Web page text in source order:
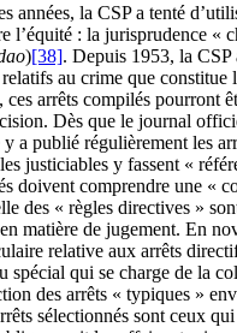
années, la CSP a tenté
l’équité : la jurisprudence «
)[38]. Depuis 1953, la CSP
au crime que
ces arrêts compilés pourront
Dès que le journal
a publié régulièrement les
justiciables y fassent «
doivent comprendre une «
des « règles directives »
matière de jugement. En
relative aux arrêts
spécial qui se charge de la
des arrêts « typiques »
sélectionnés sont ceux